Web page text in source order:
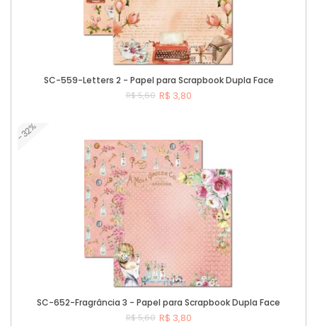
SC-559-Letters 2 - Papel para Scrapbook Dupla Face
R$ 5,60 R$ 3,80
-32%
SC-652-Fragrância 3 - Papel para Scrapbook Dupla Face
R$ 5,60 R$ 3,80